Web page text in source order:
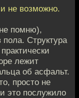
не возможно.
помню),
Структура
лежит
об асфальт.
просто не
это послужило